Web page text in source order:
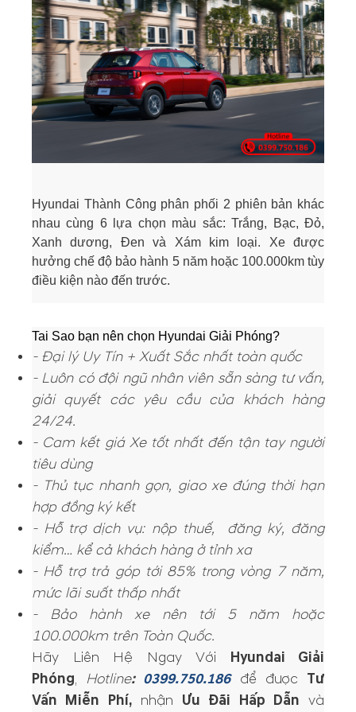
Hyundai Thành Công phân phối 2 phiên bản khác
nhau cùng 6 lựa chọn màu sắc: Trắng, Bạc, Đỏ,
Xanh dương, Đen và Xám kim loại. Xe được
hưởng chế độ bảo hành 5 năm hoặc 100.000km tùy
điều kiện nào đến trước.
Tai Sao bạn nên chọn Hyundai Giải Phóng?
- Đại lý Uy Tín + Xuất Sắc nhất toàn quốc
- Luôn có đội ngũ nhân viên sẵn sàng tư vấn,
giải quyết các yêu cầu của khách hàng
24/24.
- Cam kết giá Xe tốt nhất đến tận tay người
tiêu dùng
- Thủ tục nhanh gọn, giao xe đúng thời hạn
hợp đồng ký kết
- Hỗ trợ dịch vụ: nộp thuế, đăng ký, đăng
kiểm… kể cả khách hàng ở tỉnh xa
- Hỗ trợ trả góp tới 85% trong vòng 7 năm,
mức lãi suất thấp nhất
- Bảo hành xe nên tới 5 năm hoặc
100.000km trên Toàn Quốc.
Hãy Liên Hệ Ngay Với Hyundai Giải
Phóng, Hotline: 0399.750.186để được Tư
Vấn Miễn Phí,nhận Ưu Đãi Hấp Dẫn và